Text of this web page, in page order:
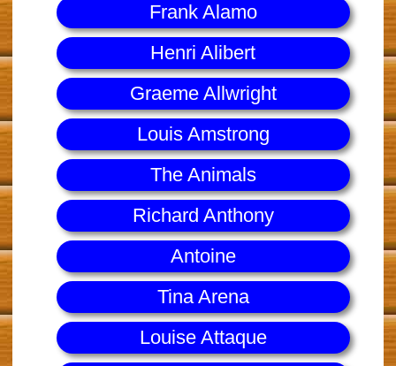
Frank Alamo
Henri Alibert
Graeme Allwright
Louis Amstrong
The Animals
Richard Anthony
Antoine
Tina Arena
Louise Attaque